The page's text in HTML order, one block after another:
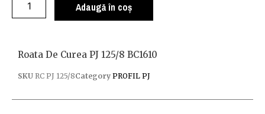
Adaugă în coș
Roata De Curea PJ 125/8 BC1610
SKU RC PJ 125/8Category PROFIL PJ